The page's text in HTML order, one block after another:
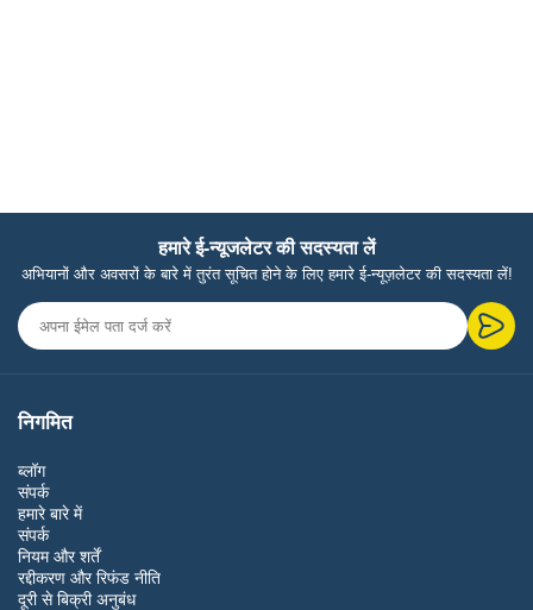
हमारे ई-न्यूजलेटर की सदस्यता लें
अभियानों और अवसरों के बारे में तुरंत सूचित होने के लिए हमारे ई-न्यूज़लेटर की सदस्यता लें!
निगमित
ब्लॉग
संपर्क
हमारे बारे में
संपर्क
नियम और शर्तें
रद्दीकरण और रिफंड नीति
दूरी से बिक्री अनुबंध